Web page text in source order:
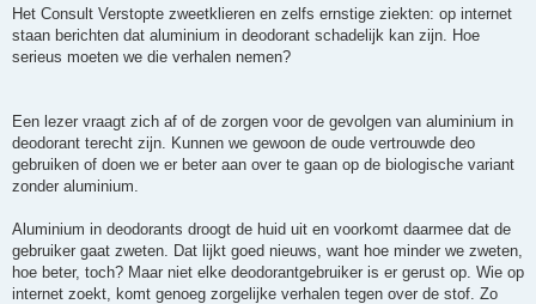
Het Consult Verstopte zweetklieren en zelfs ernstige ziekten: op internet
staan berichten dat aluminium in deodorant schadelijk kan zijn. Hoe
serieus moeten we die verhalen nemen?
Een lezer vraagt zich af of de zorgen voor de gevolgen van aluminium in
deodorant terecht zijn. Kunnen we gewoon de oude vertrouwde deo
gebruiken of doen we er beter aan over te gaan op de biologische variant
zonder aluminium.
Aluminium in deodorants droogt de huid uit en voorkomt daarmee dat de
gebruiker gaat zweten. Dat lijkt goed nieuws, want hoe minder we zweten,
hoe beter, toch? Maar niet elke deodorantgebruiker is er gerust op. Wie op
internet zoekt, komt genoeg zorgelijke verhalen tegen over de stof. Zo